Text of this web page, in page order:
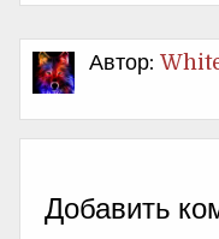
Автор:
Добавить